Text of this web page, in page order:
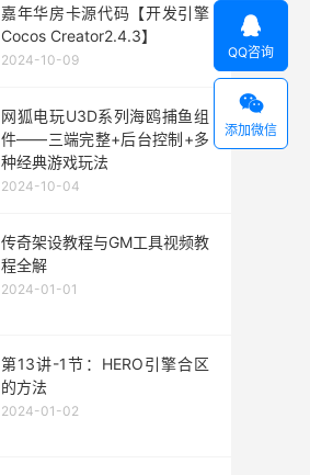
嘉年华房卡源代码【开发引擎
Cocos Creator2.4.3】
2024-10-09
网狐电玩U3D系列海鸥捕鱼组
件——三端完整+后台控制+多
种经典游戏玩法
2024-10-04
传奇架设教程与GM工具视频教
程全解
2024-01-01
第13讲-1节：HERO引擎合区
的方法
2024-01-02

QQ咨询

添加微信